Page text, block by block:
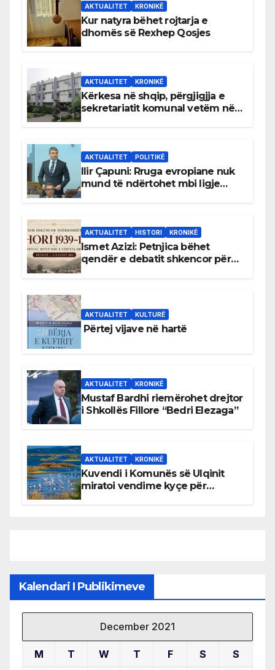
AKTUALITET KRONIKË
Kur natyra bëhet rojtarja e
dhomës së Rexhep Qosjes
AKTUALITET KRONIKË
Kërkesa në shqip, përgjigjja e
sekretariatit komunal vetëm në
AKTUALITET POLITIKË
Ilir Çapuni: Rruga evropiane nuk
mund të ndërtohet mbi ligje
AKTUALITET HISTORI KRONIKË
Ismet Azizi: Petnjica bëhet
qendër e debatit shkencor për
AKTUALITET KULTURË
Përtej vijave në hartë
AKTUALITET KRONIKË
Mustaf Bardhi riemërohet drejtor
i Shkollës Fillore “Bedri Elezaga”
AKTUALITET KRONIKË
Kuvendi i Komunës së Ulqinit
miratoi vendime kyçe për
Kalendari I Publikimeve
December 2021
M T W T F S S